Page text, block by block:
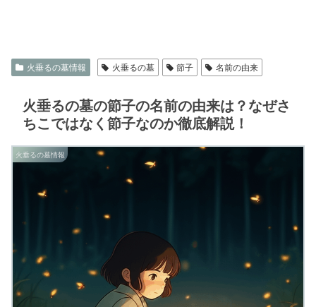
火垂るの墓情報 火垂るの墓 節子 名前の由来
火垂るの墓の節子の名前の由来は？なぜさ
ちこではなく節子なのか徹底解説！
火垂るの墓情報